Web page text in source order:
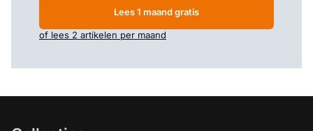
Lees 1 maand gratis
of lees 2 artikelen per maand